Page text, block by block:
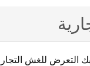
للغش